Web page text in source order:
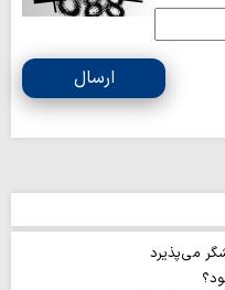
ارسال
می‌پذیرد